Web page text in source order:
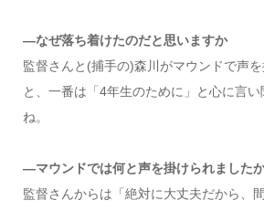
―なぜ落ち着けたのだと思いますか
監督さんと(捕手の)森川がマウンドで声
と、一番は「4年生のために」と心に言
ね。
―マウンドでは何と声を掛けられました
監督さんからは「絶対に大丈夫だから、